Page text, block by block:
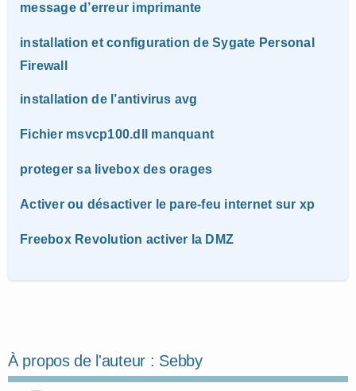
message d’erreur imprimante
installation et configuration de Sygate Personal
Firewall
installation de l’antivirus avg
Fichier msvcp100.dll manquant
proteger sa livebox des orages
Activer ou désactiver le pare-feu internet sur xp
Freebox Revolution activer la DMZ
À propos de l'auteur : Sebby